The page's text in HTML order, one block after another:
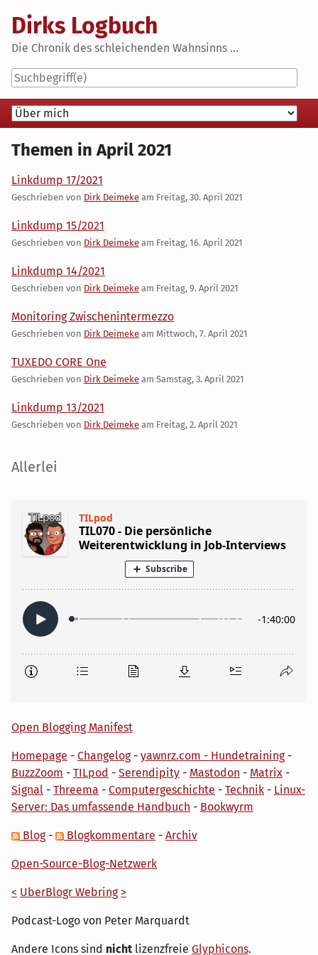
content
Dirks Logbuch
Die Chronik des schleichenden Wahnsinns ...
Navigation
Themen in April 2021
Linkdump 17/2021
Geschrieben von Dirk Deimeke am Freitag, 30. April 2021
Linkdump 15/2021
Geschrieben von Dirk Deimeke am Freitag, 16. April 2021
Linkdump 14/2021
Geschrieben von Dirk Deimeke am Freitag, 9. April 2021
Monitoring Zwischenintermezzo
Geschrieben von Dirk Deimeke am Mittwoch, 7. April 2021
TUXEDO CORE One
Geschrieben von Dirk Deimeke am Samstag, 3. April 2021
Linkdump 13/2021
Geschrieben von Dirk Deimeke am Freitag, 2. April 2021
Seitenleiste
Allerlei
Open Blogging Manifest
Homepage - Changelog- yawnrz.com - Hundetraining-
BuzzZoom - TILpod - Serendipity - Mastodon - Matrix -
Signal - Threema - Computergeschichte - Technik - Linux-
Server: Das umfassende Handbuch - Bookwyrm
Blog- Blogkommentare - Archiv
Open-Source-Blog-Netzwerk
< UberBlogr Webring >
Podcast-Logo von Peter Marquardt
Andere Icons sind nicht lizenzfreie Glyphicons.